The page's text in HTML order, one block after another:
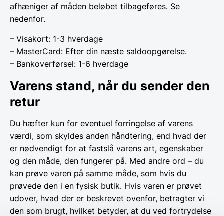
afhæniger af måden beløbet tilbageføres. Se
nedenfor.
– Visakort: 1-3 hverdage
– MasterCard: Efter din næste saldoopgørelse.
– Bankoverførsel: 1-6 hverdage
Varens stand, når du sender den
retur
Du hæfter kun for eventuel forringelse af varens
værdi, som skyldes anden håndtering, end hvad der
er nødvendigt for at fastslå varens art, egenskaber
og den måde, den fungerer på. Med andre ord – du
kan prøve varen på samme måde, som hvis du
prøvede den i en fysisk butik. Hvis varen er prøvet
udover, hvad der er beskrevet ovenfor, betragter vi
den som brugt, hvilket betyder, at du ved fortrydelse